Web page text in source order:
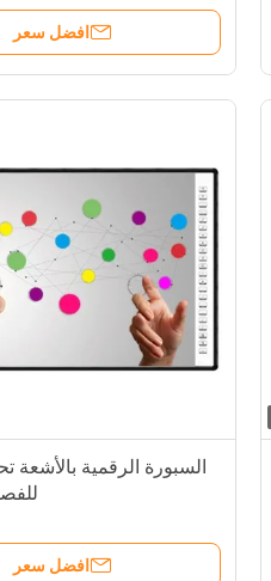
لمسة ذكية
افضل سعر
السبورة الرقمية بالأشعة
افضل سعر